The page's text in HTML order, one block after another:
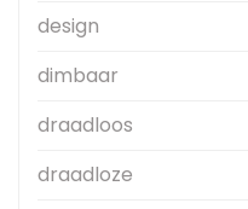
design
dimbaar
draadloos
draadloze